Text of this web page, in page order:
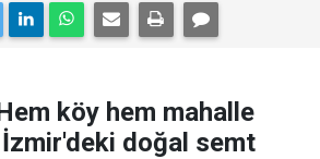
köy hem mahalle
İzmir'deki doğal semt